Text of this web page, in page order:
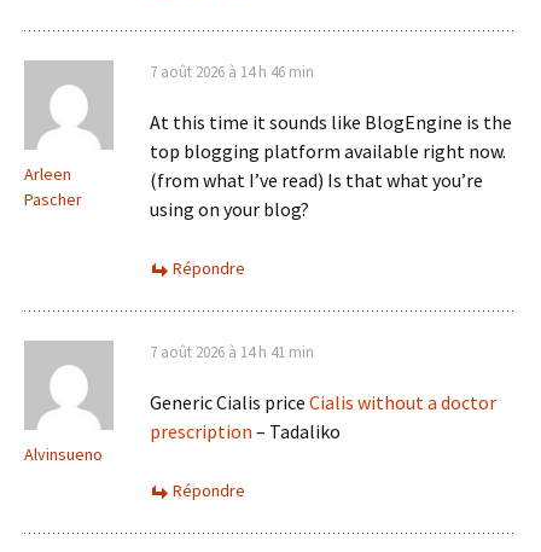
Arleen
Pascher
7 août 2026 à 14 h 46 min
At this time it sounds like BlogEngine is the
top blogging platform available right now.
(from what I’ve read) Is that what you’re
using on your blog?
Répondre
Alvinsueno
7 août 2026 à 14 h 41 min
Generic Cialis price Cialis without a doctor
prescription – Tadaliko
Répondre